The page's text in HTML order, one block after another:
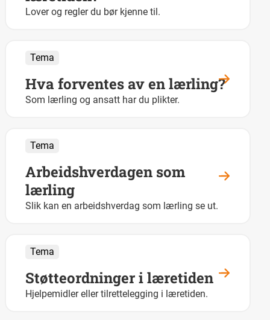
Lover og regler du bør kjenne til.
Tema
Hva forventes av en lærling?
Som lærling og ansatt har du plikter.
Tema
Arbeidshverdagen som
lærling
Slik kan en arbeidshverdag som lærling se ut.
Tema
Støtteordninger i læretiden
Hjelpemidler eller tilrettelegging i læretiden.